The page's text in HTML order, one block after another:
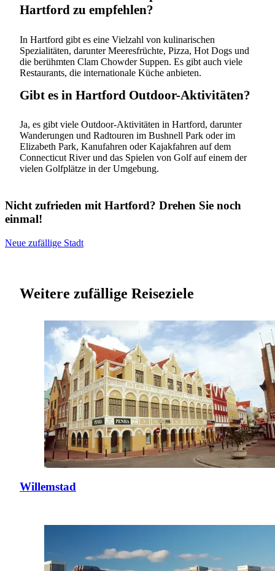
Hartford zu empfehlen?
In Hartford gibt es eine Vielzahl von kulinarischen
Spezialitäten, darunter Meeresfrüchte, Pizza, Hot Dogs und
die berühmten Clam Chowder Suppen. Es gibt auch viele
Restaurants, die internationale Küche anbieten.
Gibt es in Hartford Outdoor-Aktivitäten?
Ja, es gibt viele Outdoor-Aktivitäten in Hartford, darunter
Wanderungen und Radtouren im Bushnell Park oder im
Elizabeth Park, Kanufahren oder Kajakfahren auf dem
Connecticut River und das Spielen von Golf auf einem der
vielen Golfplätze in der Umgebung.
Nicht zufrieden mit Hartford? Drehen Sie noch
einmal!
Neue zufällige Stadt
Weitere zufällige Reiseziele
Willemstad